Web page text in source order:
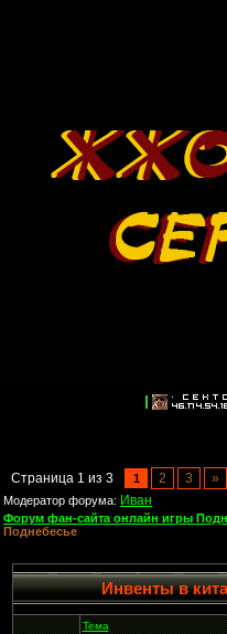
Страница 1 из 3 1 2 3 »
Модератор форума: Иван
Форум фан-сайта онлайн игры
Поднебесье
Инвенты в
Тема